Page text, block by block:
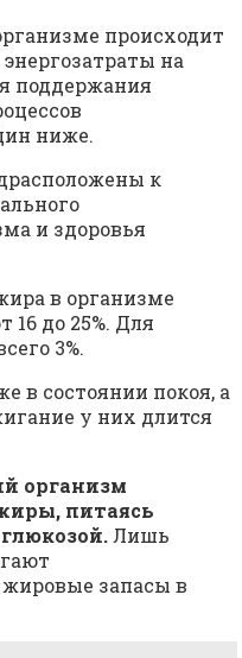
происходит
на
поддержания
ниже.
к
и здоровья
в организме
до 25%. Для
3%.
состоянии покоя, а
у них длится
организм
питаясь
Лишь
запасы в